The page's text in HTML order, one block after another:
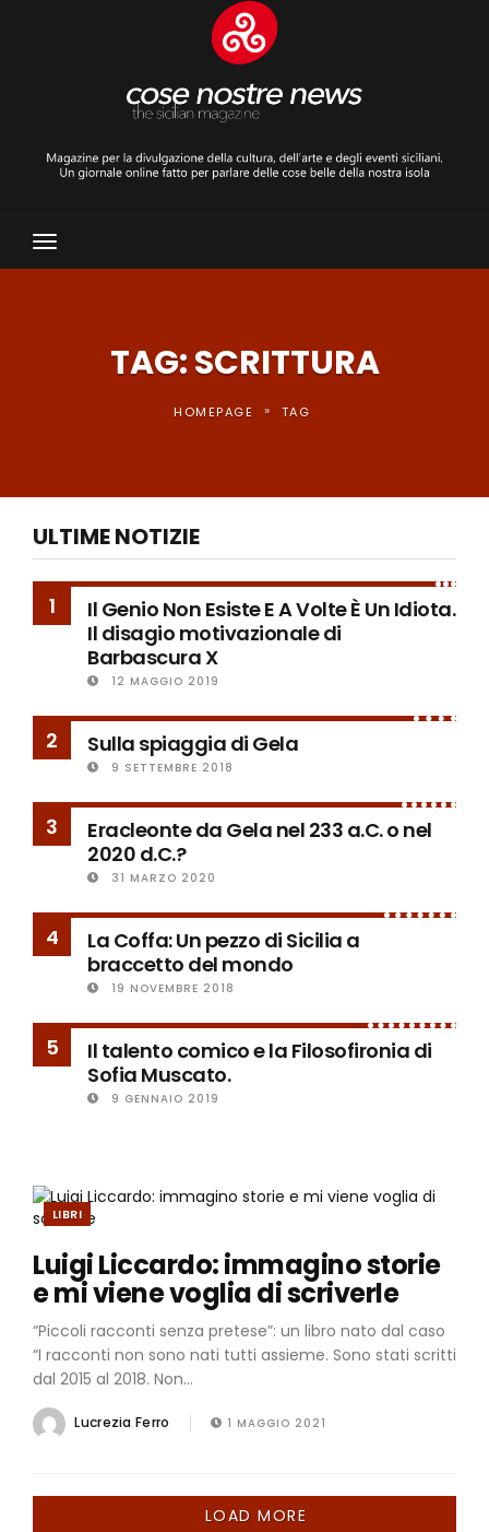
Toggle
Navigation
TAG: SCRITTURA
HOMEPAGE » TAG
ULTIME NOTIZIE
1
Il Genio Non Esiste E A Volte È Un Idiota.
Il disagio motivazionale di
Barbascura X
12 MAGGIO 2019
2 Sulla spiaggia di Gela
9 SETTEMBRE 2018
3
Eracleonte da Gela nel 233 a.C. o nel
2020 d.C.?
31 MARZO 2020
4
La Coffa: Un pezzo di Sicilia a
braccetto del mondo
19 NOVEMBRE 2018
5
Il talento comico e la Filosofironia di
Sofia Muscato.
9 GENNAIO 2019
LIBRI
Luigi Liccardo: immagino storie
e mi viene voglia di scriverle
“Piccoli racconti senza pretese”: un libro nato dal caso
“I racconti non sono nati tutti assieme. Sono stati scritti
dal 2015 al 2018. Non...
Lucrezia Ferro 1 MAGGIO 2021
LOAD MORE